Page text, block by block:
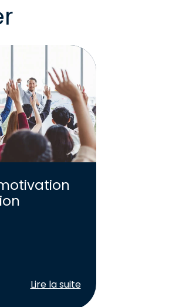
Lire l'article :
Lire la suite